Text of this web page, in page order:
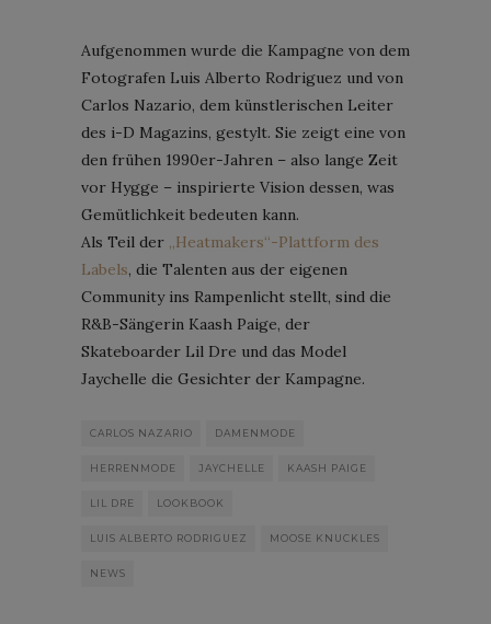
Aufgenommen wurde die Kampagne von dem
Fotografen Luis Alberto Rodriguez und von
Carlos Nazario, dem künstlerischen Leiter
des i-D Magazins, gestylt. Sie zeigt eine von
den frühen 1990er-Jahren – also lange Zeit
vor Hygge – inspirierte Vision dessen, was
Gemütlichkeit bedeuten kann.
Als Teil der
„Heatmakers“-Plattform des
Labels, die Talenten aus der eigenen
Community ins Rampenlicht stellt, sind die
R&B-Sängerin Kaash Paige, der
Skateboarder Lil Dre und das Model
Jaychelle die Gesichter der Kampagne.
CARLOS NAZARIO DAMENMODE
HERRENMODE JAYCHELLE KAASH PAIGE
LIL DRE LOOKBOOK
LUIS ALBERTO RODRIGUEZ MOOSE KNUCKLES
NEWS